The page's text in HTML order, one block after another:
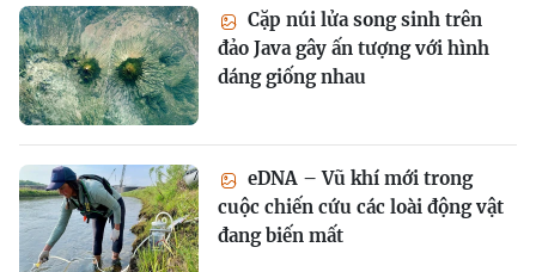
Cặp núi lửa song sinh trên
đảo Java gây ấn tượng với hình
dáng giống nhau
eDNA – Vũ khí mới trong
cuộc chiến cứu các loài động vật
đang biến mất